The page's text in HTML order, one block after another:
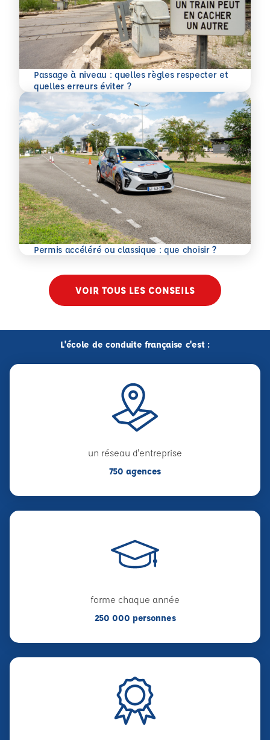
Passage à niveau : quelles règles respecter et
quelles erreurs éviter ?
En savoir plus
Permis accéléré ou classique : que choisir ?
En savoir plus
VOIR TOUS LES CONSEILS
L'école de conduite française c'est :
un réseau d'entreprise
750 agences
forme chaque année
250 000 personnes